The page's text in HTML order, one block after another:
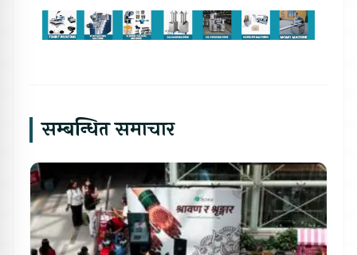
सम्बन्धित समाचार